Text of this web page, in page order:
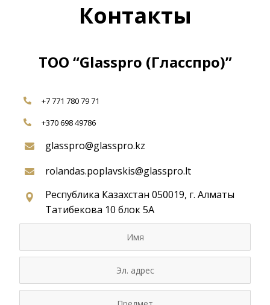
Контакты
ТОО “Glasspro (Гласспро)”
+7 771 780 79 71
+370 698 49786
glasspro@glasspro.kz
rolandas.poplavskis@glasspro.lt
Республика Казахстан 050019, г. Алматы
Татибекова 10 блок 5А